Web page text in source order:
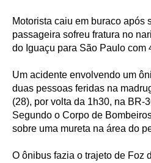
Motorista caiu em buraco após
passageira sofreu fratura no
do Iguaçu para São Paulo com
Um acidente envolvendo um
duas pessoas feridas na
(28), por volta da 1h30, na BR-
Segundo o Corpo de
sobre uma mureta na área do
O ônibus fazia o trajeto de Foz